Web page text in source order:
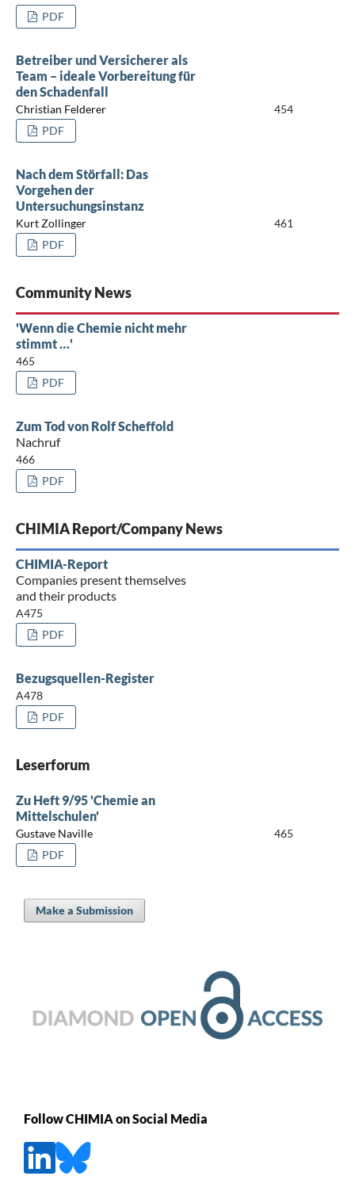
PDF
Betreiber und Versicherer als
Team – ideale Vorbereitung für
den Schadenfall
Christian Felderer
454
PDF
Nach dem Störfall: Das
Vorgehen der
Untersuchungsinstanz
Kurt Zollinger
461
PDF
Community News
'Wenn die Chemie nicht mehr
stimmt …'
465
PDF
Zum Tod von Rolf Scheffold
Nachruf
466
PDF
CHIMIA Report/Company News
CHIMIA-Report
Companies present themselves
and their products
A475
PDF
Bezugsquellen-Register
A478
PDF
Leserforum
Zu Heft 9/95 'Chemie an
Mittelschulen'
Gustave Naville
465
PDF
Make a Submission
Follow CHIMIA on Social Media